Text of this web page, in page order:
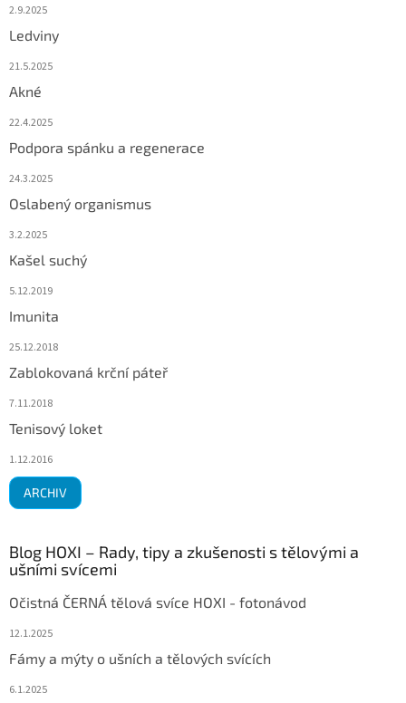
2.9.2025
Ledviny
21.5.2025
Akné
22.4.2025
Podpora spánku a regenerace
24.3.2025
Oslabený organismus
3.2.2025
Kašel suchý
5.12.2019
Imunita
25.12.2018
Zablokovaná krční páteř
7.11.2018
Tenisový loket
1.12.2016
ARCHIV
Blog HOXI – Rady, tipy a zkušenosti s tělovými a
ušními svícemi
Očistná ČERNÁ tělová svíce HOXI - fotonávod
12.1.2025
Fámy a mýty o ušních a tělových svících
6.1.2025